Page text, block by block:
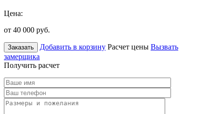
Цена:
от 40 000 руб.
Заказать Добавить в корзину Расчет цены Вызвать
замерщика
Получить расчет